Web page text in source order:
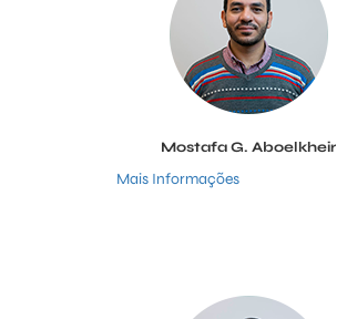
Mostafa G. Aboelkheir
Mais Informações